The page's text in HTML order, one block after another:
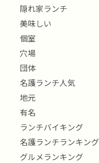
隠れ家ランチ
美味しい
個室
穴場
団体
名護ランチ人気
地元
有名
ランチバイキング
名護ランチランキング
グルメランキング